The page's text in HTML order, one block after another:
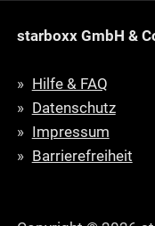
starboxx GmbH &
Hilfe & FAQ
Datenschutz
Impressum
Barrierefreiheit